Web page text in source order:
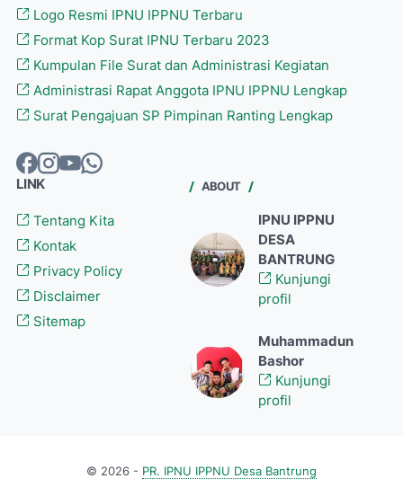
Logo Resmi IPNU IPPNU Terbaru
Format Kop Surat IPNU Terbaru 2023
Kumpulan File Surat dan Administrasi Kegiatan
Administrasi Rapat Anggota IPNU IPPNU Lengkap
Surat Pengajuan SP Pimpinan Ranting Lengkap
LINK
Tentang Kita
Kontak
Privacy Policy
Disclaimer
Sitemap
ABOUT
IPNU IPPNU
DESA
BANTRUNG
Kunjungi
profil
Muhammadun
Bashor
Kunjungi
profil
© 2026 - PR. IPNU IPPNU Desa Bantrung